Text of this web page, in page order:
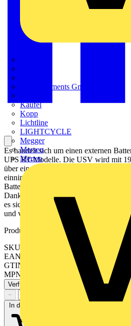
HT Instruments GmbH
Kaufel
Kopp
Lichtline
LIGHTCYCLE
Megger
Mersen
Merten
Es handelt sich um einen externen
UPS RT-Modelle. Die USV wird mit
über einen rack-montierbaren
einnimmt. Das Batteriepaket enthält
Batterien mit einer maximalen
Dank seiner robusten Bauweise und
es sich für kritische IT-Umgebungen
und verlängerte
Produktkennzeichen
SKU: SRTG192XLBP4
EAN: 0731304426264
GTIN: 0731304426264
MPN: SRTG192XLBP4
Verfügbar: 1 Händler
−
In den Warenkorb